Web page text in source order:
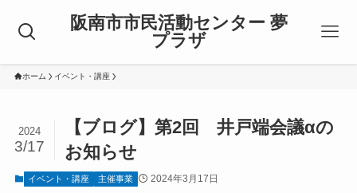
阪南市市民活動センター 夢
プラザ
ホーム イベント・講座
【ブログ】第2回 井戸端会議αの
お知らせ
2024
3/17
イベント・講座 主催事業 2024年3月17日